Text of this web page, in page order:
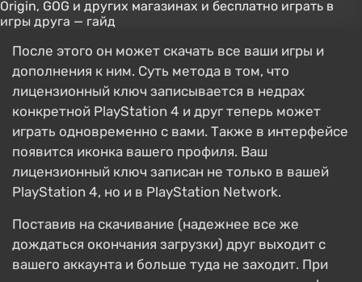
После этого он может скачать все ваши игры и
дополнения к ним. Суть метода в том, что
лицензионный ключ записывается в недрах
конкретной PlayStation 4 и друг теперь может
играть одновременно с вами. Также в интерфейсе
появится иконка вашего профиля. Ваш
лицензионный ключ записан не только в вашей
PlayStation 4, но и в PlayStation Network.
Поставив на скачивание (надежнее все же
дождаться окончания загрузки) друг выходит с
вашего аккаунта и больше туда не заходит. При